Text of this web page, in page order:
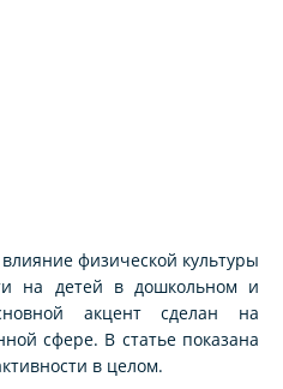
физической культуры
на детей в дошкольном и
акцент сделан на
сфере. В статье показана
в целом.